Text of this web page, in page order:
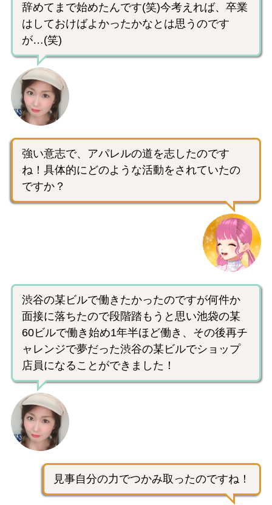
辞めてまで始めたんです(笑)今考えれば、卒業
はしておけばよかったかなとは思うのです
が…(笑)
強い意志で、アパレルの道を志したのです
ね！具体的にどのような活動をされていたの
ですか？
渋谷の某ビルで働きたかったのですが何件か
面接に落ちたので段階踏もうと思い池袋の某
60ビルで働き始め1年半ほど働き、その後再チ
ャレンジで夢だった渋谷の某ビルでショップ
店員になることができました！
見事自分の力でつかみ取ったのですね！